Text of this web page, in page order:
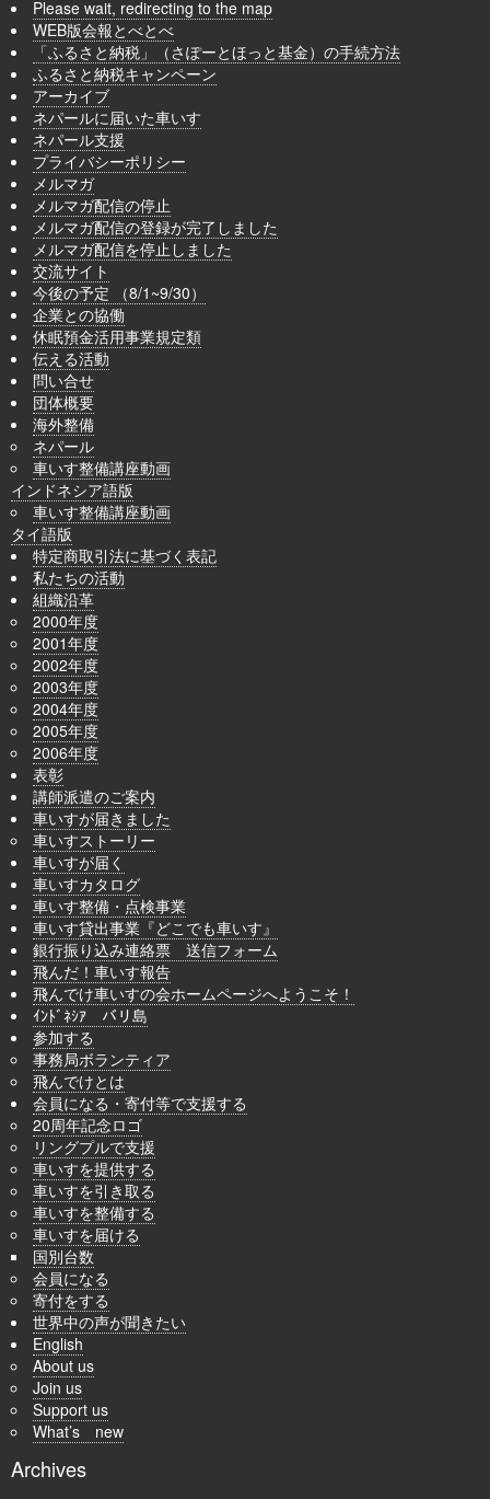
Please wait, redirecting to the map
WEB版会報とべとべ
「ふるさと納税」（さぽーとほっと基金）の手続方法
ふるさと納税キャンペーン
アーカイブ
ネパールに届いた車いす
ネパール支援
プライバシーポリシー
メルマガ
メルマガ配信の停止
メルマガ配信の登録が完了しました
メルマガ配信を停止しました
交流サイト
今後の予定 （8/1~9/30）
企業との協働
休眠預金活用事業規定類
伝える活動
問い合せ
団体概要
海外整備
ネパール
車いす整備講座動画
インドネシア語版
車いす整備講座動画
タイ語版
特定商取引法に基づく表記
私たちの活動
組織沿革
2000年度
2001年度
2002年度
2003年度
2004年度
2005年度
2006年度
表彰
講師派遣のご案内
車いすが届きました
車いすストーリー
車いすが届く
車いすカタログ
車いす整備・点検事業
車いす貸出事業『どこでも車いす』
銀行振り込み連絡票 送信フォーム
飛んだ！車いす報告
飛んでけ車いすの会ホームページへようこそ！
ｲﾝﾄﾞﾈｼｱ バリ島
参加する
事務局ボランティア
飛んでけとは
会員になる・寄付等で支援する
20周年記念ロゴ
リングプルで支援
車いすを提供する
車いすを引き取る
車いすを整備する
車いすを届ける
国別台数
会員になる
寄付をする
世界中の声が聞きたい
English
About us
Join us
Support us
What’s new
Archives